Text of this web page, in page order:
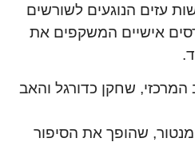
עזים הנוגעים לשורשים
אישיים המשקפים את
המרכזי, שחקן כדורגל והאב
שהופך את הסיפור